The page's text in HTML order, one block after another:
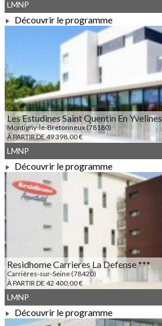
À PARTIR DE 57 878,00 €
LMNP
Découvrir le programme
Les Estudines Saint Quentin En Yvelines
Montigny-le-Bretonneux (78180)
À PARTIR DE 49 398,00 €
À PARTIR DE 49 398,00 €
LMNP
Découvrir le programme
Residhome Carrieres La Defense ***
Carrières-sur-Seine (78420)
À PARTIR DE 42 400,00 €
LMNP
Découvrir le programme